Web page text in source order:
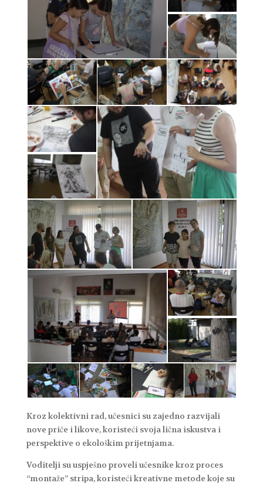
Kroz kolektivni rad, učesnici su zajedno razvijali
nove priče i likove, koristeći svoja lična iskustva i
perspektive o ekološkim prijetnjama.
Voditelji su uspješno proveli učesnike kroz proces
“montaže” stripa, koristeći kreativne metode koje su